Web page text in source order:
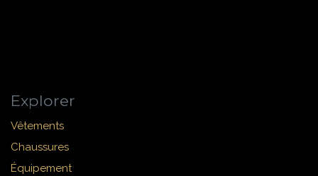
Explorer
Vêtements
Chaussures
Équipement